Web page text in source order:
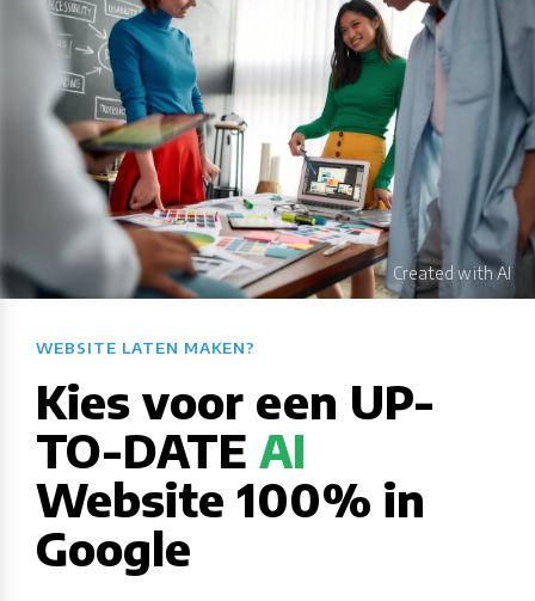
WEBSITE LATEN MAKEN?​​​​​​​​​​​​​​
Kies voor een UP-
TO-DATE AI
Website 100% in
Google